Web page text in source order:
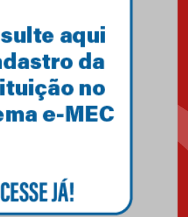
Semana Internacional
Mackenzie promove parcerias
internacionais
03.08.2026
03.08.2026